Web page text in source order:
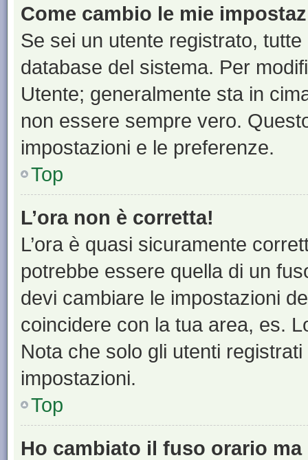
Come cambio le mie
Se sei un utente registrato,
database del sistema. Per
Utente; generalmente sta in
non essere sempre vero.
impostazioni e le preferenze.
Top
L’ora non è corretta!
L’ora è quasi sicuramente
potrebbe essere quella di un
devi cambiare le impostazioni
coincidere con la tua area, es.
Nota che solo gli utenti
impostazioni.
Top
Ho cambiato il fuso orario ma